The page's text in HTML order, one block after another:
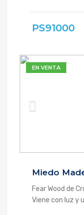
PS91000
EN VENTA
Miedo
Fear Wood de
Viene con luz y